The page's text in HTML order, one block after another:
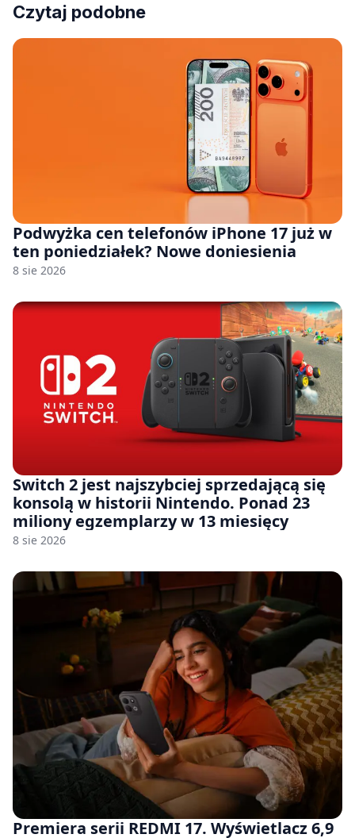
Czytaj podobne
Podwyżka cen telefonów iPhone 17 już w
ten poniedziałek? Nowe doniesienia
8 sie 2026
Switch 2 jest najszybciej sprzedającą się
konsolą w historii Nintendo. Ponad 23
miliony egzemplarzy w 13 miesięcy
8 sie 2026
Premiera serii REDMI 17. Wyświetlacz 6,9